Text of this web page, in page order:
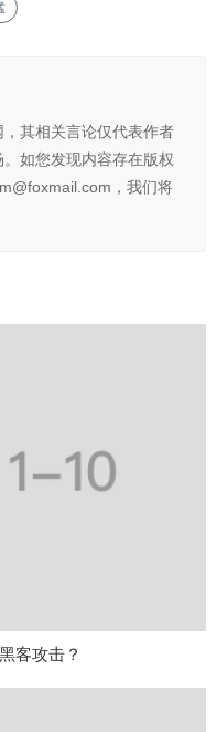
，其相关言论仅代表作者
如您发现内容存在版权
，我们将
客攻击？